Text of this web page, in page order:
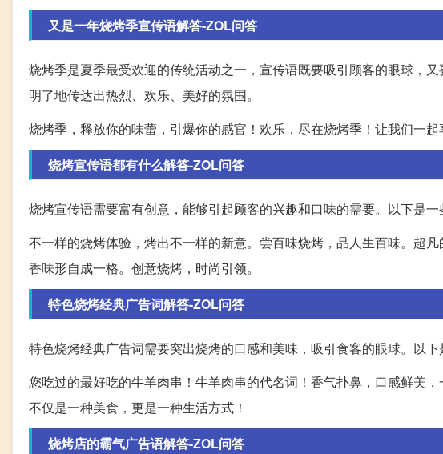
又是一年烧烤季宣传语解答-ZOL问答
烧烤季是夏季最受欢迎的传统活动之一，宣传语既要吸引顾客的眼球，
明了地传达出热烈、欢乐、美好的氛围。
烧烤季，释放你的味蕾，引爆你的感官！欢乐，尽在烧烤季！让我们一
烧烤宣传语都有什么解答-ZOL问答
烧烤宣传语需要富有创意，能够引起顾客的兴趣和口味的需要。以下是
不一样的烧烤体验，烤出不一样的新意。尝百味烧烤，品人生百味。超
香味形自成一格。创意烧烤，时尚引领。
特色烧烤经典广告词解答-ZOL问答
特色烧烤经典广告词需要突出烧烤的口感和美味，吸引食客的眼球。以
您吃过的最好吃的牛羊肉串！牛羊肉串的代名词！香气扑鼻，口感鲜美
不仅是一种美食，更是一种生活方式！
烧烤店的霸气广告语解答-ZOL问答